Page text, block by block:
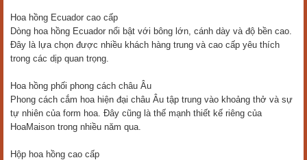
Hoa hồng Ecuador cao cấp
Dòng hoa hồng Ecuador nổi bật với bông lớn, cánh dày và độ bền cao.
Đây là lựa chọn được nhiều khách hàng trung và cao cấp yêu thích
trong các dịp quan trọng.
Hoa hồng phối phong cách châu Âu
Phong cách cắm hoa hiện đại châu Âu tập trung vào khoảng thở và sự
tự nhiên của form hoa. Đây cũng là thế mạnh thiết kế riêng của
HoaMaison trong nhiều năm qua.
Hộp hoa hồng cao cấp